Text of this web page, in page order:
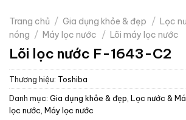
Trang chủ / Gia dụng khỏe & đẹp / Lọc
nóng / Máy lọc nước / Lõi máy lọc nước
Lõi lọc nước F-1643-C2
Thương hiệu: Toshiba
Danh mục: Gia dụng khỏe & đẹp Lọc nước &
lọc nước Máy lọc nước